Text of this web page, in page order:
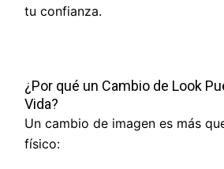
tu confianza.
¿Por qué un Cambio de Look
Vida?
Un cambio de imagen es más
físico: